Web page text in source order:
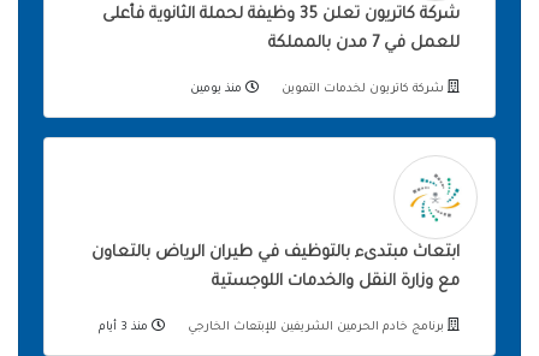
شركة كاتريون تعلن 35 وظيفة لحملة الثانوية فأعلى
للعمل في 7 مدن بالمملكة
شركة كاتريون لخدمات التموين منذ يومين
ابتعاث مبتدىء بالتوظيف في طيران الرياض بالتعاون
مع وزارة النقل والخدمات اللوجستية
برنامج خادم الحرمين الشريفين للإبتعاث الخارجي منذ 3 أيام